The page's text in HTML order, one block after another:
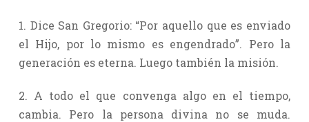
1. Dice San Gregorio: “Por aquello que es enviado
el Hijo, por lo mismo es engendrado”. Pero la
generación es eterna. Luego también la misión.
2. A todo el que convenga algo en el tiempo,
cambia. Pero la persona divina no se muda.